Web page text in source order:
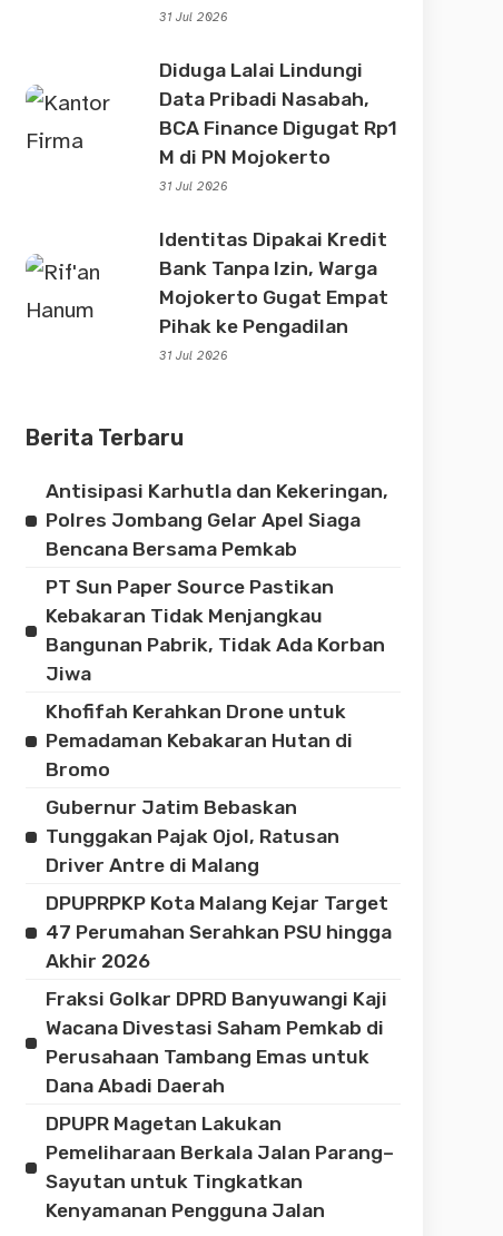
31 Jul 2026
Diduga Lalai Lindungi
Data Pribadi Nasabah,
BCA Finance Digugat Rp1
M di PN Mojokerto
31 Jul 2026
Identitas Dipakai Kredit
Bank Tanpa Izin, Warga
Mojokerto Gugat Empat
Pihak ke Pengadilan
31 Jul 2026
Berita Terbaru
Antisipasi Karhutla dan Kekeringan,
Polres Jombang Gelar Apel Siaga
Bencana Bersama Pemkab
PT Sun Paper Source Pastikan
Kebakaran Tidak Menjangkau
Bangunan Pabrik, Tidak Ada Korban
Jiwa
Khofifah Kerahkan Drone untuk
Pemadaman Kebakaran Hutan di
Bromo
Gubernur Jatim Bebaskan
Tunggakan Pajak Ojol, Ratusan
Driver Antre di Malang
DPUPRPKP Kota Malang Kejar Target
47 Perumahan Serahkan PSU hingga
Akhir 2026
Fraksi Golkar DPRD Banyuwangi Kaji
Wacana Divestasi Saham Pemkab di
Perusahaan Tambang Emas untuk
Dana Abadi Daerah
DPUPR Magetan Lakukan
Pemeliharaan Berkala Jalan Parang–
Sayutan untuk Tingkatkan
Kenyamanan Pengguna Jalan